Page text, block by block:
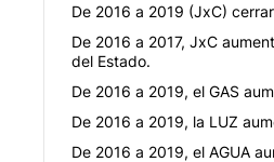
De 2016 a 2019 (JxC)
De 2016 a 2017, JxC
del Estado.
De 2016 a 2019, el GAS
De 2016 a 2019, la LUZ
De 2016 a 2019, el AGUA